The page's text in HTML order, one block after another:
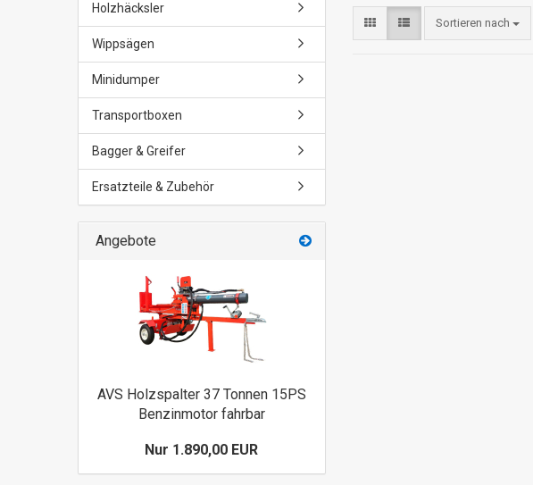
Sortieren nach
Holzhäcksler
Wippsägen
Minidumper
Transportboxen
Bagger & Greifer
Ersatzteile & Zubehör
Angebote
AVS Holzspalter 37 Tonnen 15PS
Benzinmotor fahrbar
Nur 1.890,00 EUR